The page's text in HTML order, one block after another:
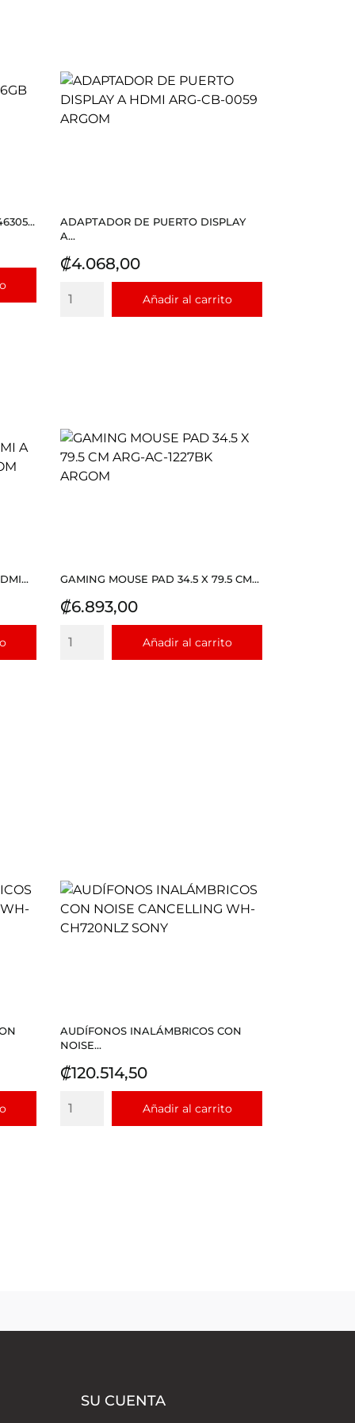
ADAPTADOR DE PUERTO DISPLAY
A...
Precio
₡4.068,00
Añadir al carrito
GAMING MOUSE PAD 34.5 X 79.5 CM...
Precio
₡6.893,00
Añadir al carrito
AUDÍFONOS INALÁMBRICOS CON
NOISE...
Precio
₡120.514,50
Añadir al carrito
SU CUENTA